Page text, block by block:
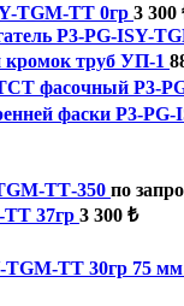
TGM-ТТ 0гр 3 300
P3-PG-ISY-
кромок труб УП-1
фасочный P3-
фаски P3-
ТТ-350 по
ТТ 37гр 3 300 ₺
TGM-ТТ 30гр 75 мм